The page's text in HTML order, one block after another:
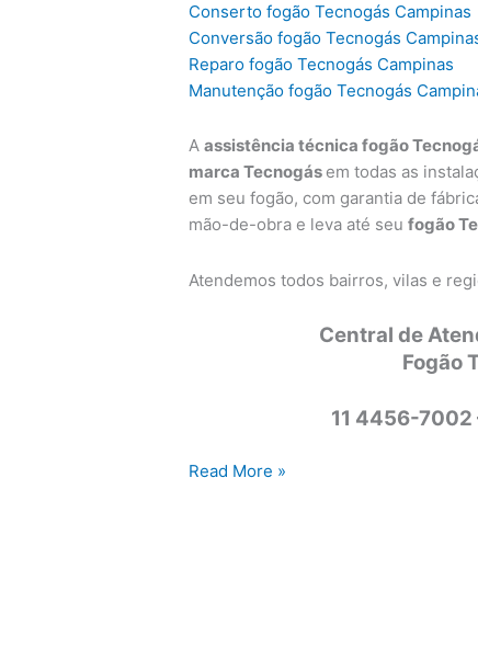
Conserto fogão Tecnogás Campinas
Conversão fogão Tecnogás
Reparo fogão Tecnogás Campinas
Manutenção fogão Tecnogás
Aassistência técnica fogão
marca Tecnogás em todas as
em seu fogão, com garantia de
mão-de-obra e leva até seufogão
Atendemos todos bairros, vilas e
Central de
Fogão
11 4456-7002
Assistência
Read More »